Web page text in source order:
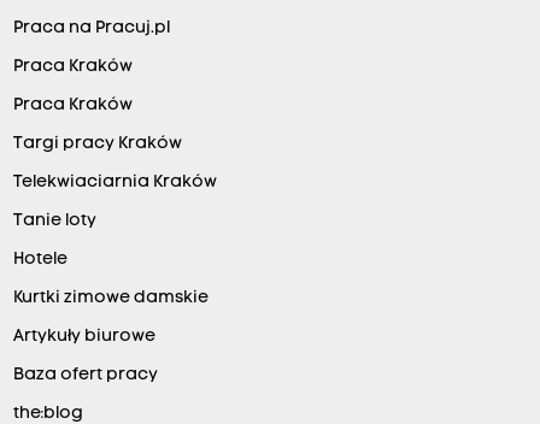
Praca na Pracuj.pl
Praca Kraków
Praca Kraków
Targi pracy Kraków
Telekwiaciarnia Kraków
Tanie loty
Hotele
Kurtki zimowe damskie
Artykuły biurowe
Baza ofert pracy
the:blog